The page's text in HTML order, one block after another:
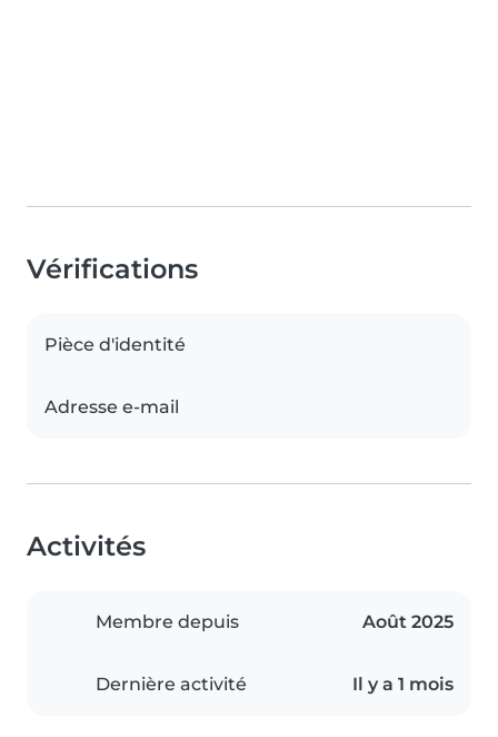
Vérifications
Pièce d'identité
Adresse e-mail
Activités
Membre depuis Août 2025
Dernière activité Il y a 1 mois